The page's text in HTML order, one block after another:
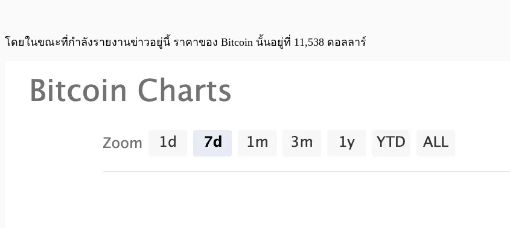
โดยในขณะที่กำลังรายงานข่าวอยู่นี้ ราคาของ Bitcoin นั้นอยู่ที่ 11,538 ดอลลาร์